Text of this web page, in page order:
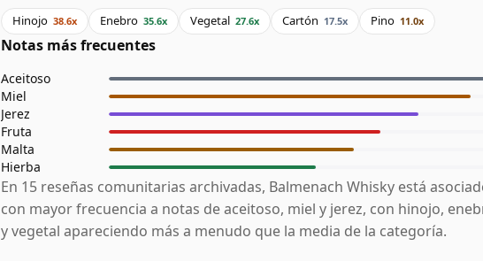
Hinojo 38.6x Enebro 35.6x Vegetal 27.6x Cartón 17.5x Pino 11.0x
Notas más frecuentes
Aceitoso
Miel
Jerez
Fruta
Malta
Hierba
En 15 reseñas comunitarias archivadas, Balmenach Whisky está
con mayor frecuencia a notas de aceitoso, miel y jerez, con hinojo,
y vegetal apareciendo más a menudo que la media de la categoría.